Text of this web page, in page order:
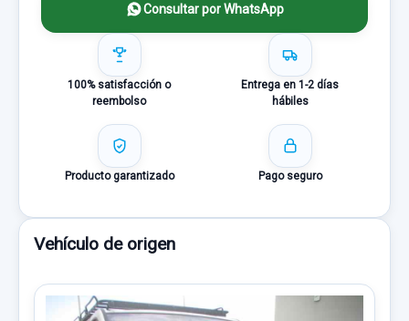
Consultar por WhatsApp
100% satisfacción o
reembolso
Entrega en 1-2 días
hábiles
Producto garantizado Pago seguro
Vehículo de origen